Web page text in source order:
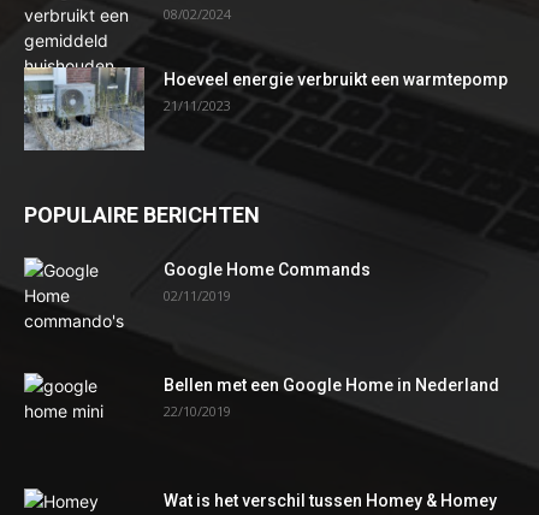
08/02/2024
Hoeveel energie verbruikt een warmtepomp
21/11/2023
POPULAIRE BERICHTEN
Google Home Commands
02/11/2019
Bellen met een Google Home in Nederland
22/10/2019
Wat is het verschil tussen Homey & Homey